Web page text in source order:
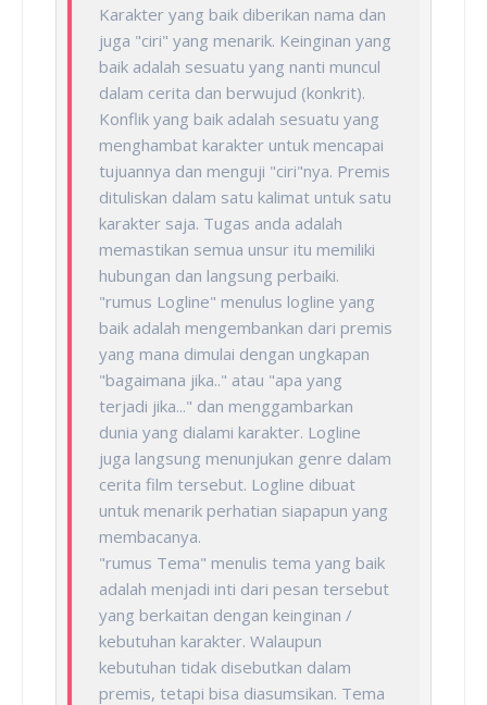
Karakter yang baik diberikan nama dan
juga "ciri" yang menarik. Keinginan yang
baik adalah sesuatu yang nanti muncul
dalam cerita dan berwujud (konkrit).
Konflik yang baik adalah sesuatu yang
menghambat karakter untuk mencapai
tujuannya dan menguji "ciri"nya. Premis
dituliskan dalam satu kalimat untuk satu
karakter saja. Tugas anda adalah
memastikan semua unsur itu memiliki
hubungan dan langsung perbaiki.
"rumus Logline" menulus logline yang
baik adalah mengembankan dari premis
yang mana dimulai dengan ungkapan
"bagaimana jika.." atau "apa yang
terjadi jika..." dan menggambarkan
dunia yang dialami karakter. Logline
juga langsung menunjukan genre dalam
cerita film tersebut. Logline dibuat
untuk menarik perhatian siapapun yang
membacanya.
"rumus Tema" menulis tema yang baik
adalah menjadi inti dari pesan tersebut
yang berkaitan dengan keinginan /
kebutuhan karakter. Walaupun
kebutuhan tidak disebutkan dalam
premis, tetapi bisa diasumsikan. Tema